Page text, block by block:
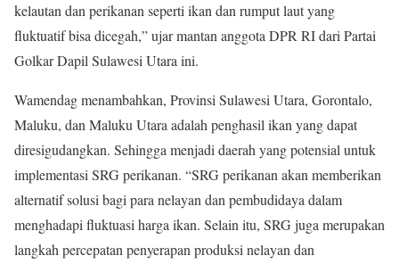
kelautan dan perikanan seperti ikan dan rumput laut yang
fluktuatif bisa dicegah,” ujar mantan anggota DPR RI dari Partai
Golkar Dapil Sulawesi Utara ini.
Wamendag menambahkan, Provinsi Sulawesi Utara, Gorontalo,
Maluku, dan Maluku Utara adalah penghasil ikan yang dapat
diresigudangkan. Sehingga menjadi daerah yang potensial untuk
implementasi SRG perikanan. “SRG perikanan akan memberikan
alternatif solusi bagi para nelayan dan pembudidaya dalam
menghadapi fluktuasi harga ikan. Selain itu, SRG juga merupakan
langkah percepatan penyerapan produksi nelayan dan